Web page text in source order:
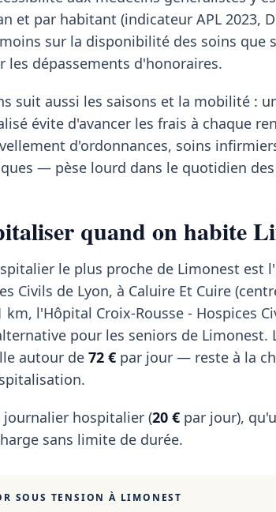
et par habitant (indicateur APL 2023,
sur la disponibilité des soins que
les dépassements d'honoraires.
suit aussi les saisons et la mobilité :
évite d'avancer les frais à chaque
d'ordonnances, soins
— pèse lourd dans le quotidien
quand on habite
le plus proche de Limonest est
Civils de Lyon, à Caluire Et Cuire
l'Hôpital Croix-Rousse - Hospices
pour les seniors de
autour de 72 € par jour — reste à la
hospitalier (20 € par jour),
sans limite de durée.
SOUS TENSION À LIMONEST